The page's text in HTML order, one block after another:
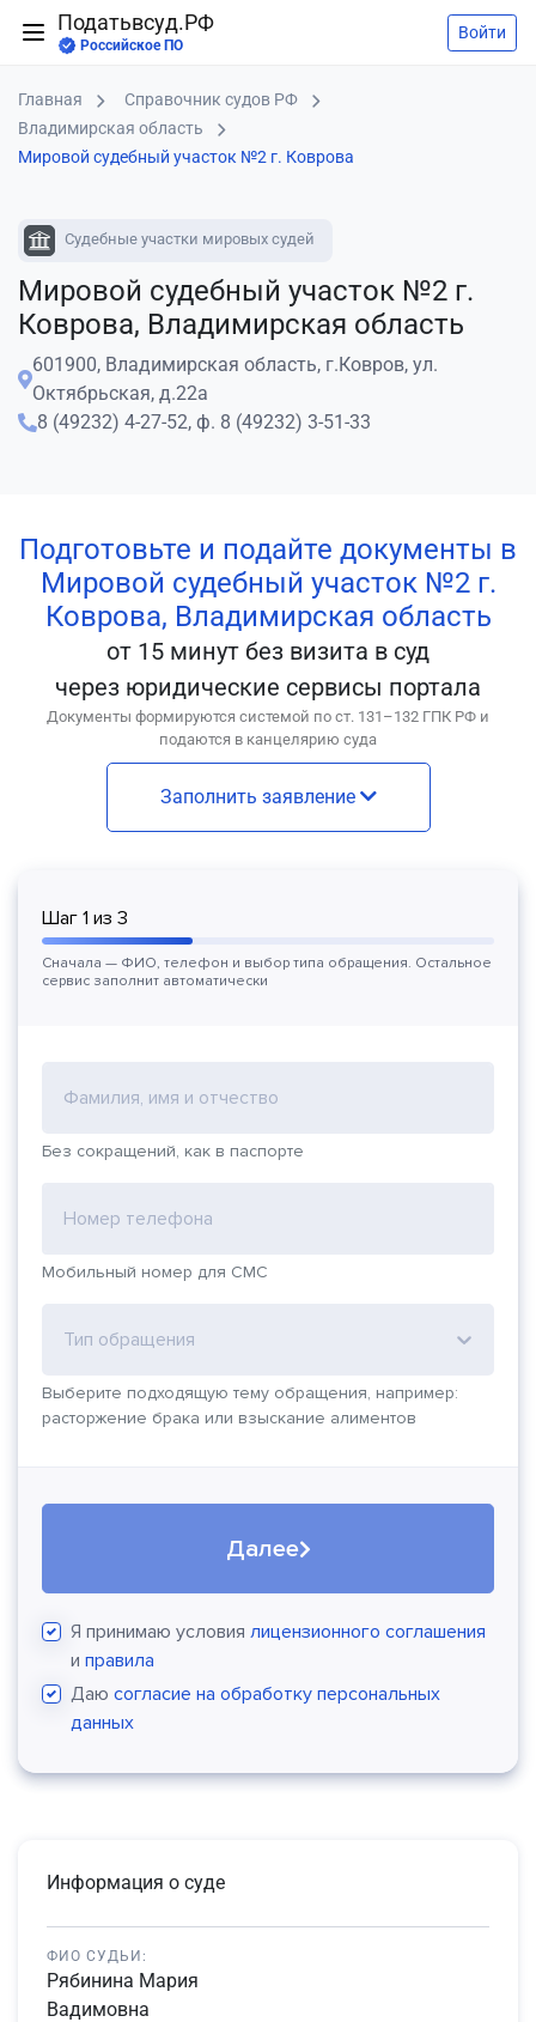
Податьвсуд.РФ
Российское ПО
Войти
Главная
Справочник судов РФ
Владимирская область
Мировой судебный участок №2 г. Коврова
Судебные участки мировых судей
Мировой судебный участок №2 г.
Коврова, Владимирская область
601900, Владимирская область, г.Ковров, ул.
Октябрьская, д.22а
8 (49232) 4-27-52, ф. 8 (49232) 3-51-33
Подготовьте и подайте документы в
Мировой судебный участок №2 г.
Коврова, Владимирская область
от 15 минут без визита в суд
через юридические сервисы портала
Документы формируются системой по ст. 131–132 ГПК РФ и
подаются в канцелярию суда
Заполнить заявление
Шаг 1 из 3
Сначала — ФИО, телефон и выбор типа обращения. Остальное
сервис заполнит автоматически
Фамилия, имя и отчество
Без сокращений, как в паспорте
Номер телефона
Мобильный номер для СМС
Тип обращения
Выберите подходящую тему обращения, например:
расторжение брака или взыскание алиментов
Далее
Я принимаю условия лицензионного соглашения
и правила
Даю согласие на обработку персональных
данных
Информация о суде
ФИО СУДЬИ:
Рябинина Мария
Вадимовна